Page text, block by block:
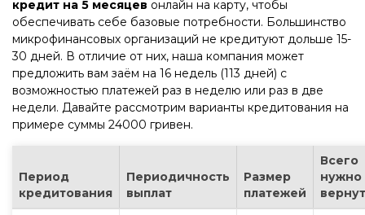
кредит на 5 месяцев онлайн на карту, чтобы
обеспечивать себе базовые потребности. Большинство
микрофинансовых организаций не кредитуют дольше 15-
30 дней. В отличие от них, наша компания может
предложить вам заём на 16 недель (113 дней) с
возможностью платежей раз в неделю или раз в две
недели. Давайте рассмотрим варианты кредитования на
примере суммы 24000 гривен.
Период
кредитования
Периодичность
выплат
Размер
платежей
Всего
нужно